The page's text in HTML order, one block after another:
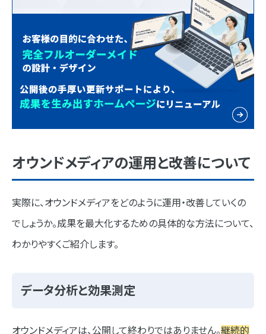
オウンドメディアの運用と改善について
実際に、オウンドメディアをどのように運用・改善していくの
でしょうか。成果を最大化するための具体的な方法について、
わかりやすくご紹介します。
データ分析と効果測定
オウンドメディアは、公開して終わりではありません。継続的